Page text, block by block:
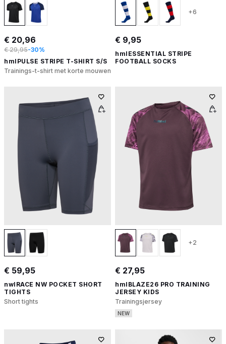
€ 20,96
€ 29,95-30%
hmlPULSE STRIPE T-SHIRT S/S
Trainings-t-shirt met korte mouwen
+6
€ 9,95
hmlESSENTIAL STRIPE
FOOTBALL SOCKS
€ 59,95
nwlRACE NW POCKET SHORT
TIGHTS
Short tights
+2
€ 27,95
hmlBLAZE26 PRO TRAINING
JERSEY KIDS
Trainingsjersey
NEW